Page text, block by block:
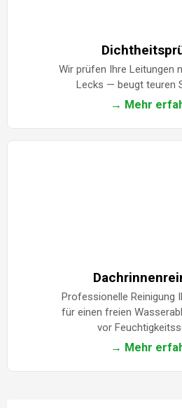
Wir prüfen Ihre Leitungen
Lecks — beugt teuren
→ Mehr
Professionelle Reinigung
für einen freien
vor
→ Mehr